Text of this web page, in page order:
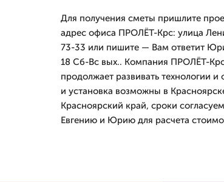
Для получения сметы пришлите
адрес офиса ПРОЛЁТ-Крс: улица
73-33 или пишите — Вам ответит
18 Сб-Вс вых.. Компания ПРОЛЁТ-
продолжает развивать технологии
и установка возможны в
Красноярский край, сроки
Евгению и Юрию для расчета